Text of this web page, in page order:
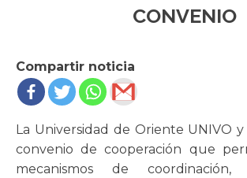
CONVENIO
Compartir noticia
La Universidad de Oriente UNIVO
convenio de cooperación que
mecanismos de